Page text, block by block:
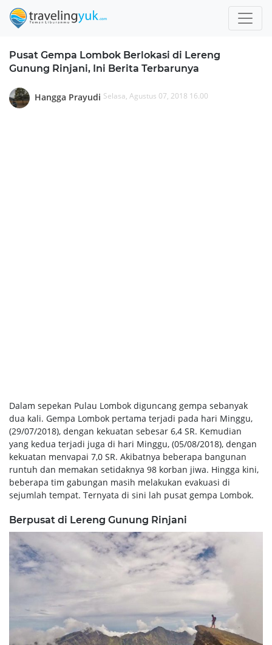
Pusat Gempa Lombok Berlokasi di Lereng
Gunung Rinjani, Ini Berita Terbarunya
Hangga Prayudi Selasa, Agustus 07, 2018 16.00
Dalam sepekan Pulau Lombok diguncang gempa sebanyak
dua kali. Gempa Lombok pertama terjadi pada hari Minggu,
(29/07/2018), dengan kekuatan sebesar 6,4 SR. Kemudian
yang kedua terjadi juga di hari Minggu, (05/08/2018), dengan
kekuatan menvapai 7,0 SR. Akibatnya beberapa bangunan
runtuh dan memakan setidaknya 98 korban jiwa. Hingga kini,
beberapa tim gabungan masih melakukan evakuasi di
sejumlah tempat. Ternyata di sini lah pusat gempa Lombok.
Berpusat di Lereng Gunung Rinjani